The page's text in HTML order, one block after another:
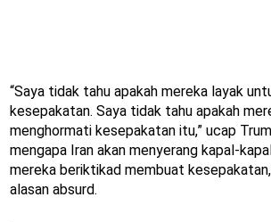
“Saya tidak tahu apakah mereka layak
kesepakatan. Saya tidak tahu apakah
menghormati kesepakatan itu,” ucap
mengapa Iran akan menyerang kapal-
mereka beriktikad membuat
alasan absurd.